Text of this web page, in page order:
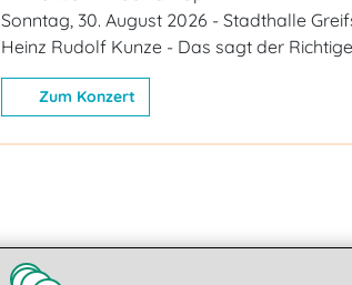
Sonntag, 30. August 2026 - Stadthalle
Heinz Rudolf Kunze - Das sagt der
Zum Konzert